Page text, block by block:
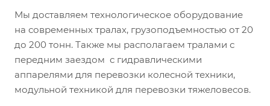
Мы доставляем технологическое оборудование
на современных тралах, грузоподъемностью от 20
до 200 тонн. Также мы располагаем тралами с
передним заездом с гидравлическими
аппарелями для перевозки колесной техники,
модульной техникой для перевозки тяжеловесов.